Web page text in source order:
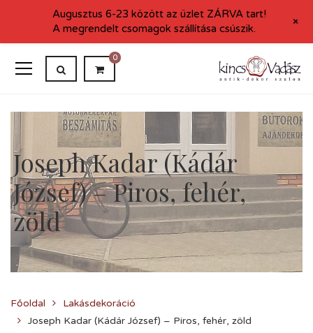
0
Joseph Kadar (Kádár
József) – Piros, fehér,
zöld
Főoldal
Lakásdekoráció
Joseph Kadar (Kádár József) – Piros, fehér, zöld
Augusztus 6-23 között az üzlet ZÁRVA tart!
A megrendelt csomagok szállítása csúszik.
+